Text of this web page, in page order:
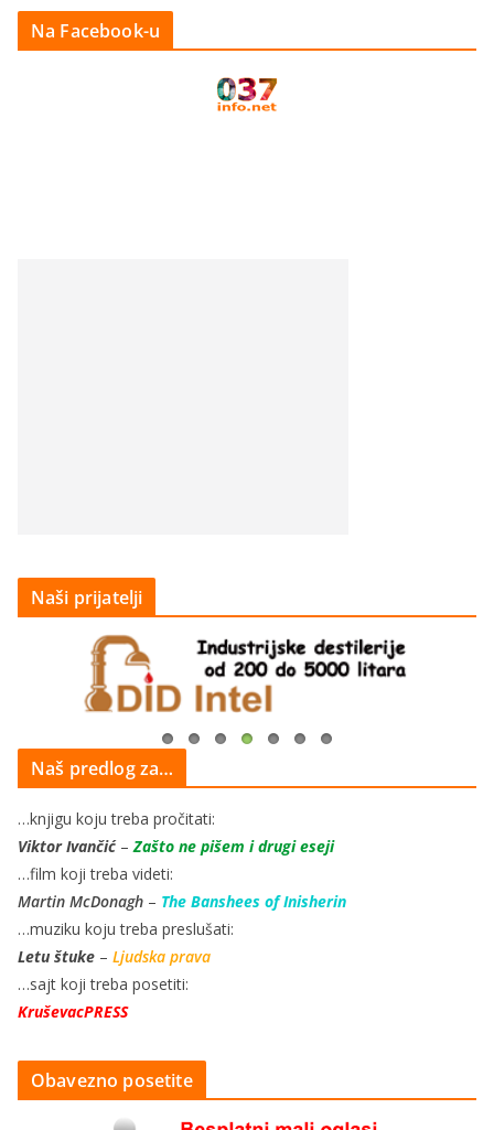
Na Facebook-u
Naši prijatelji
Naš predlog za…
…knjigu koju treba pročitati:
Viktor Ivančić–Zašto ne pišem i drugi eseji
…film koji treba videti:
Martin McDonagh – The Banshees of Inisherin
…muziku koju treba preslušati:
Letu štuke – Ljudska prava
…sajt koji treba posetiti:
KruševacPRESS
Obavezno posetite